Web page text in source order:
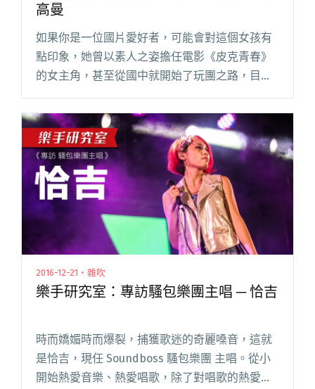
高曼
如果你是一位國片愛好者，可能會對這個女孩有
點印象，她曾以素人之姿擔任電影《皮克青春》
的女主角，甚至從國中就開始了玩團之路，目前
擔任電子後搖三人組「鉄屋」的主唱兼貝斯手，
成軍短短一年，即以別緻、細膩的樂響異軍突
起，入選六月份 StreetVo閱讀全文 "優雅脫俗古
典氣質系少女 ── 鉄屋主唱高曼"
2016-12-21・雜吹
樂手研究室：專訪騷包樂團主唱 ─ 恰吉
時而嬌媚時而爆裂，捕獲歌迷的奇麗嗓音，這就
是恰吉，現任 Soundboss 騷包樂團 主唱。從小
開始熱愛音樂、熱愛唱歌，除了對唱歌的熱愛之